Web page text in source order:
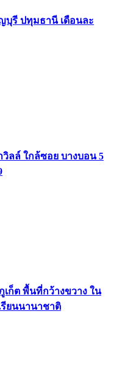
บุรี ปทุมธานี เดือนละ
วิลล์ ใกล้ซอย บางบอน 5
เก็ต พื้นที่กว้างขวาง ใน
ยนนานาชาติ